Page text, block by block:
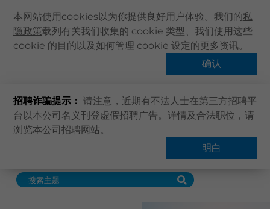
本网站使用cookies以为你提供良好用户体验。我们的私
隐政策载列有关我们收集的 cookie 类型、我们使用这些
cookie 的目的以及如何管理 cookie 设定的更多资讯。
确认
招聘诈骗提示： 请注意，近期有不法人士在第三方招聘平
台以本公司名义刊登虚假招聘广告。详情及合法职位，请
浏览本公司招聘网站。
明白
主页
卓健服务
卓健手机App
最新资讯
主页 健康資訊 健康專題